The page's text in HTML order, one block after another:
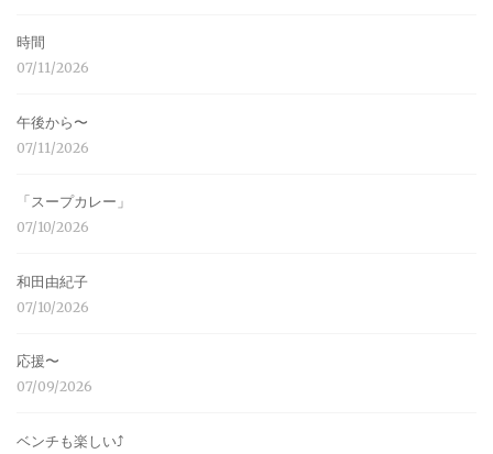
時間
07/11/2026
午後から〜
07/11/2026
「スープカレー」
07/10/2026
和田由紀子
07/10/2026
応援〜
07/09/2026
ベンチも楽しい⤴︎